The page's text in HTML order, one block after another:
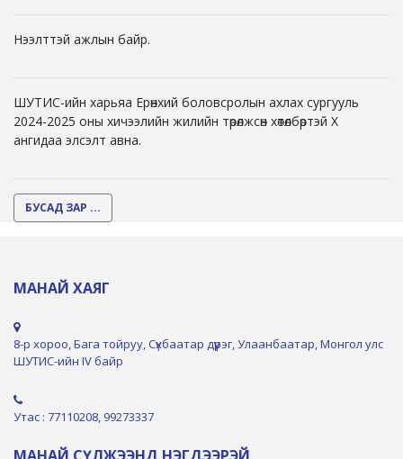
Нээлттэй ажлын байр.
ШУТИС-ийн харьяа Ерөнхий боловсролын ахлах сургууль
2024-2025 оны хичээлийн жилийн төрөлжсөн хөтөлбөртэй X
ангидаа элсэлт авна.
БУСАД ЗАР ...
МАНАЙ ХАЯГ
8-р хороо, Бага тойруу, Сүхбаатар дүүрэг, Улаанбаатар, Монгол улс
ШУТИС-ийн IV байр
Утас : 77110208, 99273337